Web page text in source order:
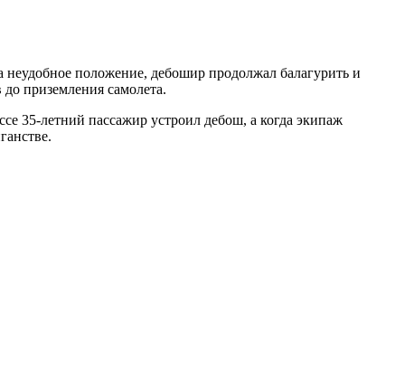
неудобное положение, дебошир продолжал балагурить и
приземления самолета.
35-летний пассажир устроил дебош, а когда экипаж